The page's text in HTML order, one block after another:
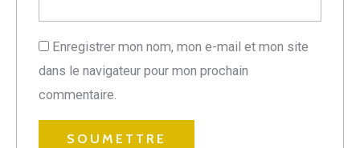
Enregistrer mon nom, mon e-mail et mon site
dans le navigateur pour mon prochain
commentaire.